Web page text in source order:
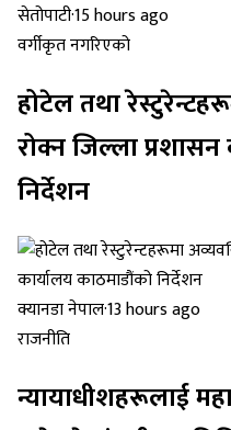
सेतोपाटी·15 hours ago
वर्गीकृत नगरिएको
होटेल तथा
रोक्न जिल्ला
निर्देशन
क्यानडा नेपाल·13 hours ago
राजनीति
न्यायाधीशहरूलाई